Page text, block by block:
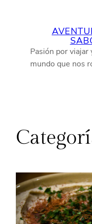
Pasión por viajar
mundo que nos